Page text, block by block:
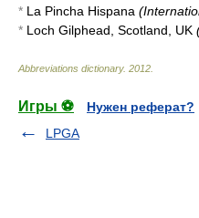
* La Pincha Hispana
* Loch Gilphead, Scotland, UK
Abbreviations dictionary. 2012
Игры ⚽
Нужен реферат?
LPGA